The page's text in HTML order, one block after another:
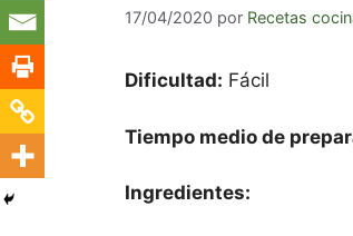
17/04/2020 por Recetas
Dificultad: Fácil
Tiempo medio de
Ingredientes: